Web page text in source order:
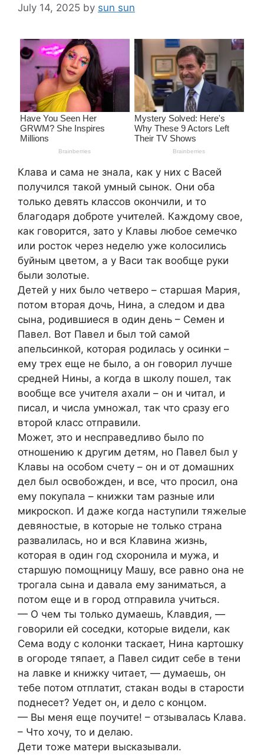
July 14, 2025 by sun sun
Клава и сама не знала, как у них с Васей
получился такой умный сынок. Они оба
только девять классов окончили, и то
благодаря доброте учителей. Каждому свое,
как говорится, зато у Клавы любое семечко
или росток через неделю уже колосились
буйным цветом, а у Васи так вообще руки
были золотые.
Детей у них было четверо – старшая Мария,
потом вторая дочь, Нина, а следом и два
сына, родившиеся в один день – Семен и
Павел. Вот Павел и был той самой
апельсинкой, которая родилась у осинки –
ему трех еще не было, а он говорил лучше
средней Нины, а когда в школу пошел, так
вообще все учителя ахали – он и читал, и
писал, и числа умножал, так что сразу его
второй класс отправили.
Может, это и несправедливо было по
отношению к другим детям, но Павел был у
Клавы на особом счету – он и от домашних
дел был освобожден, и все, что просил, она
ему покупала – книжки там разные или
микроскоп. И даже когда наступили тяжелые
девяностые, в которые не только страна
развалилась, но и вся Клавина жизнь,
которая в один год схоронила и мужа, и
старшую помощницу Машу, все равно она не
трогала сына и давала ему заниматься, а
потом еще и в город отправила учиться.
— О чем ты только думаешь, Клавдия, —
говорили ей соседки, которые видели, как
Сема воду с колонки таскает, Нина картошку
в огороде тяпает, а Павел сидит себе в тени
на лавке и книжку читает, — думаешь, он
тебе потом отплатит, стакан воды в старости
поднесет? Уедет он, и дело с концом.
— Вы меня еще поучите! – отзывалась Клава.
– Что хочу, то и делаю.
Дети тоже матери высказывали.